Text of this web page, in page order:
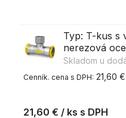
Typ: T-kus s
nerezová
Skladom u
21,60
21,60 € / ks